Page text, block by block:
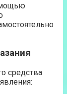
средства